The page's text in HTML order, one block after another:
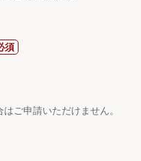
ご申請いただけません。